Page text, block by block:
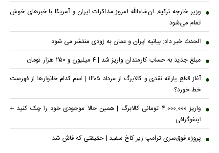
وزیر خارجه ترکیه: ان‌شاءالله امروز مذاکرات ایران و آمریکا با خبرهای خوش
تمام می‌شود
الحدث خبر داد: بیانیه ایران و عمان به زودی منتشر می شود
مبلغ جدید به حساب کارمندان واریز شد | ۴ میلیون و ۲۵۰ هزار تومان
آغاز قطع یارانه نقدی و کالابرگ از مرداد ۱۴۰۵ | اسم کدام خانوار‌ها از فهرست
خط خورد؟
واریز ۴.۰۰۰.۰۰۰ تومانی کالابرگ | همین حالا موجودی خود را چک کنید +
اینفوگرافی
پروژه فوق‌سری ترامپ زیر کاخ سفید | حقیقتی که فاش شد